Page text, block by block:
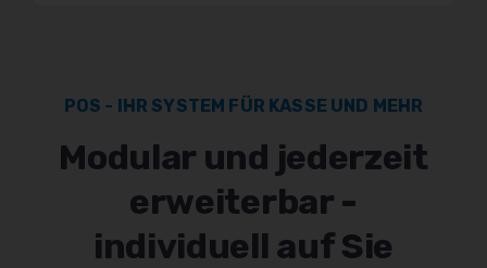
POS - IHR SYSTEM FÜR KASSE UND MEHR
Modular und jederzeit
erweiterbar -
individuell auf Sie